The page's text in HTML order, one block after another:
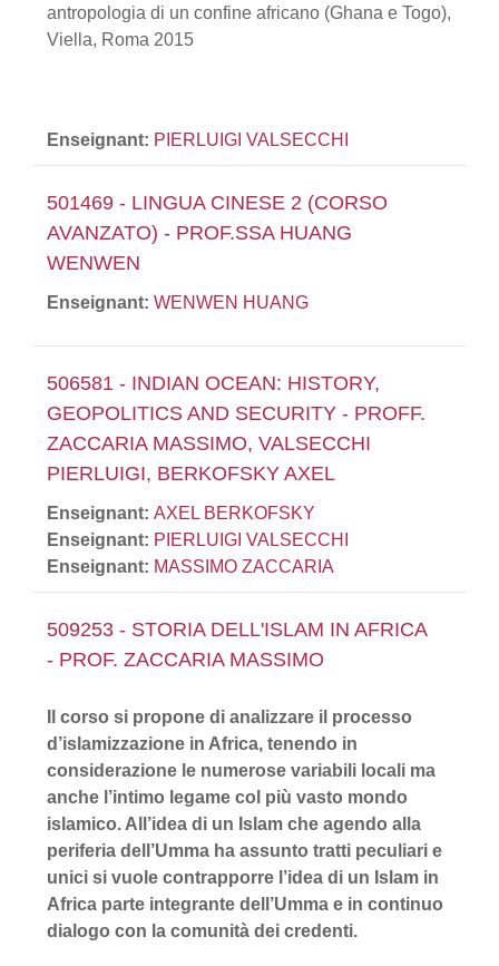
antropologia di un confine africano (Ghana e Togo),
Viella, Roma 2015
Enseignant: PIERLUIGI VALSECCHI
501469 - LINGUA CINESE 2 (CORSO
AVANZATO) - PROF.SSA HUANG
WENWEN
Enseignant: WENWEN HUANG
506581 - INDIAN OCEAN: HISTORY,
GEOPOLITICS AND SECURITY - PROFF.
ZACCARIA MASSIMO, VALSECCHI
PIERLUIGI, BERKOFSKY AXEL
Enseignant: AXEL BERKOFSKY
Enseignant: PIERLUIGI VALSECCHI
Enseignant: MASSIMO ZACCARIA
509253 - STORIA DELL'ISLAM IN AFRICA
- PROF. ZACCARIA MASSIMO
Il corso si propone di analizzare il processo
d’islamizzazione in Africa, tenendo in
considerazione le numerose variabili locali ma
anche l’intimo legame col più vasto mondo
islamico. All’idea di un Islam che agendo alla
periferia dell’Umma ha assunto tratti peculiari e
unici si vuole contrapporre l’idea di un Islam in
Africa parte integrante dell’Umma e in continuo
dialogo con la comunità dei credenti.